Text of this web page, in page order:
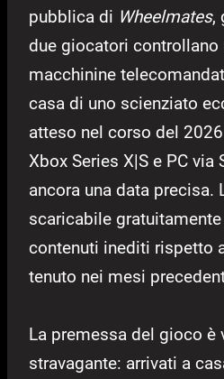
pubblica di Wheelmates,
due giocatori controllano
macchinine
casa di uno scienziato
atteso nel corso del
Xbox Series X|S e PC via
ancora una data precisa.
scaricabile
contenuti inediti rispetto
tenuto nei mesi
La premessa del gioco è
stravagante: arrivati a